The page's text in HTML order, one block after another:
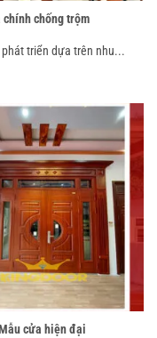
chính chống trộm
triển dựa trên nhu...
cửa hiện đại